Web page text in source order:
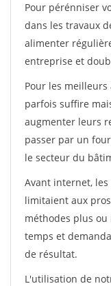
Pour pérénniser
dans les travaux
alimenter
entreprise et
Pour les
parfois suffire
augmenter leurs
passer par un
le secteur du
Avant internet,
limitaient aux
méthodes plus
temps et
de résultat.
L'utilisation de